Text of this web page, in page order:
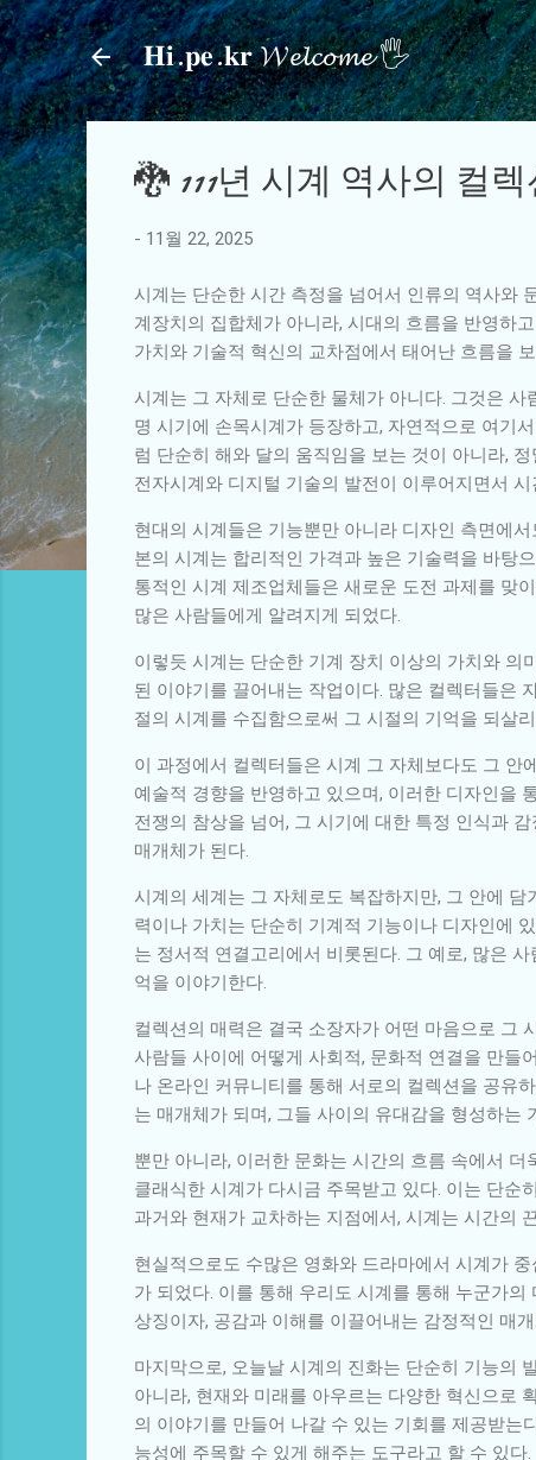
𝐇𝐢.𝐩𝐞.𝐤𝐫 𝓦𝓮𝓵𝓬𝓸𝓶𝓮 🖐
🐉 111년 시계 역사의 컬
- 11월 22, 2025
시계는 단순한 시간 측정을 넘어서 인류의 역사와
계장치의 집합체가 아니라, 시대의 흐름을 반영하
가치와 기술적 혁신의 교차점에서 태어난 흐름을
시계는 그 자체로 단순한 물체가 아니다. 그것은
명 시기에 손목시계가 등장하고, 자연적으로 여기
럼 단순히 해와 달의 움직임을 보는 것이 아니라,
전자시계와 디지털 기술의 발전이 이루어지면서
현대의 시계들은 기능뿐만 아니라 디자인 측면에
본의 시계는 합리적인 가격과 높은 기술력을 바탕
통적인 시계 제조업체들은 새로운 도전 과제를 맞
많은 사람들에게 알려지게 되었다.
이렇듯 시계는 단순한 기계 장치 이상의 가치와 의
된 이야기를 끌어내는 작업이다. 많은 컬렉터들은
절의 시계를 수집함으로써 그 시절의 기억을 되살
이 과정에서 컬렉터들은 시계 그 자체보다도 그 안
예술적 경향을 반영하고 있으며, 이러한 디자인을
전쟁의 참상을 넘어, 그 시기에 대한 특정 인식과
매개체가 된다.
시계의 세계는 그 자체로도 복잡하지만, 그 안에
력이나 가치는 단순히 기계적 기능이나 디자인에
는 정서적 연결고리에서 비롯된다. 그 예로, 많은
억을 이야기한다.
컬렉션의 매력은 결국 소장자가 어떤 마음으로 그
사람들 사이에 어떻게 사회적, 문화적 연결을 만들
나 온라인 커뮤니티를 통해 서로의 컬렉션을 공유
는 매개체가 되며, 그들 사이의 유대감을 형성하는
뿐만 아니라, 이러한 문화는 시간의 흐름 속에서
클래식한 시계가 다시금 주목받고 있다. 이는 단순
과거와 현재가 교차하는 지점에서, 시계는 시간의
현실적으로도 수많은 영화와 드라마에서 시계가
가 되었다. 이를 통해 우리도 시계를 통해 누군가
상징이자, 공감과 이해를 이끌어내는 감정적인 매
마지막으로, 오늘날 시계의 진화는 단순히 기능의
아니라, 현재와 미래를 아우르는 다양한 혁신으로
의 이야기를 만들어 나갈 수 있는 기회를 제공받는
능성에 주목할 수 있게 해주는 도구라고 할 수 있다.